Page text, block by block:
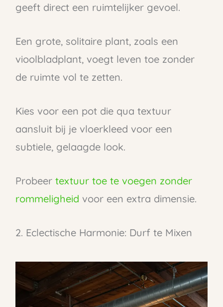
geeft direct een ruimtelijker gevoel.
Een grote, solitaire plant, zoals een
vioolbladplant, voegt leven toe zonder
de ruimte vol te zetten.
Kies voor een pot die qua textuur
aansluit bij je vloerkleed voor een
subtiele, gelaagde look.
Probeer textuur toe te voegen zonder
rommeligheid voor een extra dimensie.
2. Eclectische Harmonie: Durf te Mixen